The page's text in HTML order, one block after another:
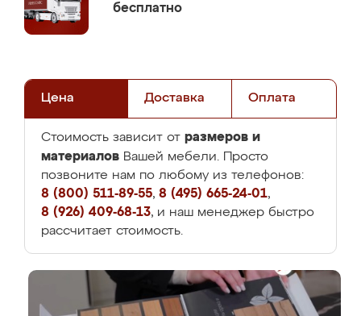
бесплатно
Цена Доставка Оплата
Стоимость зависит от размеров и
материалов Вашей мебели. Просто
позвоните нам по любому из телефонов:
8 (800) 511-89-55, 8 (495) 665-24-01,
8 (926) 409-68-13, и наш менеджер быстро
рассчитает стоимость.